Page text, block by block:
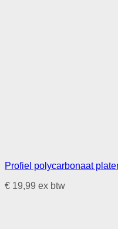
Profiel polycarbonaat
€ 19,99 ex btw